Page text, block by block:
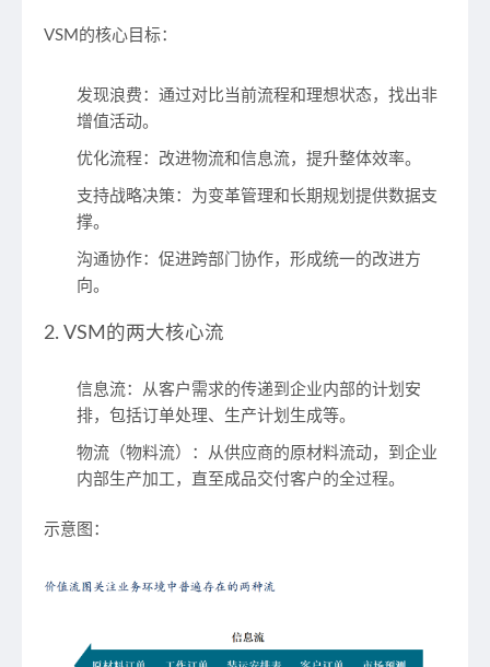
VSM的核心目标：
发现浪费 ：通过对比当前流程和理想状态，找出非
增值活动。
优化流程 ：改进物流和信息流，提升整体效率。
支持战略决策 ：为变革管理和长期规划提供数据支
撑。
沟通协作：促进跨部门协作，形成统一的改进方
向。
2. VSM的两大核心流
信息流：从客户需求的传递到企业内部的计划安
排，包括订单处理、生产计划生成等。
物流（物料流）
：从供应商的原材料流动，到企业
内部生产加工，直至成品交付客户的全过程。
示意图 ：